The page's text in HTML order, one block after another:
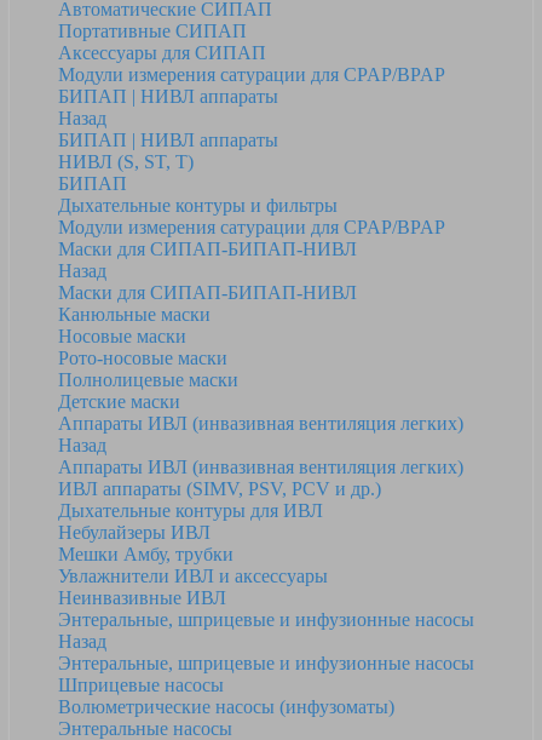
Автоматические СИПАП
Портативные СИПАП
Аксессуары для СИПАП
Модули измерения сатурации для CPAP/BPAP
БИПАП | НИВЛ аппараты
Назад
БИПАП | НИВЛ аппараты
НИВЛ (S, ST, T)
БИПАП
Дыхательные контуры и фильтры
Модули измерения сатурации для CPAP/BPAP
Маски для СИПАП-БИПАП-НИВЛ
Назад
Маски для СИПАП-БИПАП-НИВЛ
Канюльные маски
Носовые маски
Рото-носовые маски
Полнолицевые маски
Детские маски
Аппараты ИВЛ (инвазивная вентиляция легких)
Назад
Аппараты ИВЛ (инвазивная вентиляция легких)
ИВЛ аппараты (SIMV, PSV, PCV и др.)
Дыхательные контуры для ИВЛ
Небулайзеры ИВЛ
Мешки Амбу, трубки
Увлажнители ИВЛ и аксессуары
Неинвазивные ИВЛ
Энтеральные, шприцевые и инфузионные насосы
Назад
Энтеральные, шприцевые и инфузионные насосы
Шприцевые насосы
Волюметрические насосы (инфузоматы)
Энтеральные насосы